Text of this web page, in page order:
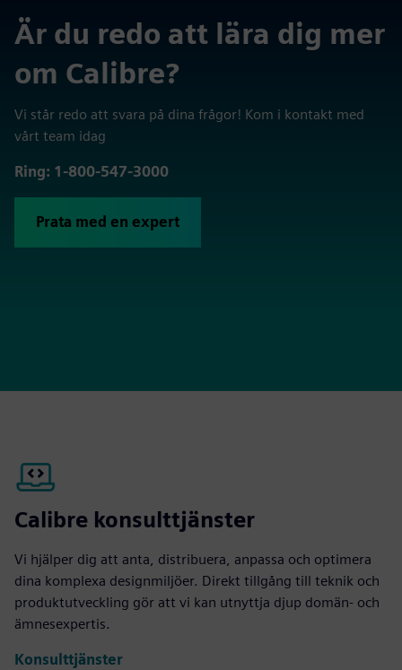
Är du redo att lära dig mer
om Calibre?
Vi står redo att svara på dina frågor! Kom i kontakt med
vårt team idag
Ring: 1-800-547-3000
Prata med en expert
Calibre konsulttjänster
Vi hjälper dig att anta, distribuera, anpassa och optimera
dina komplexa designmiljöer. Direkt tillgång till teknik och
produktutveckling gör att vi kan utnyttja djup domän- och
ämnesexpertis.
Konsulttjänster